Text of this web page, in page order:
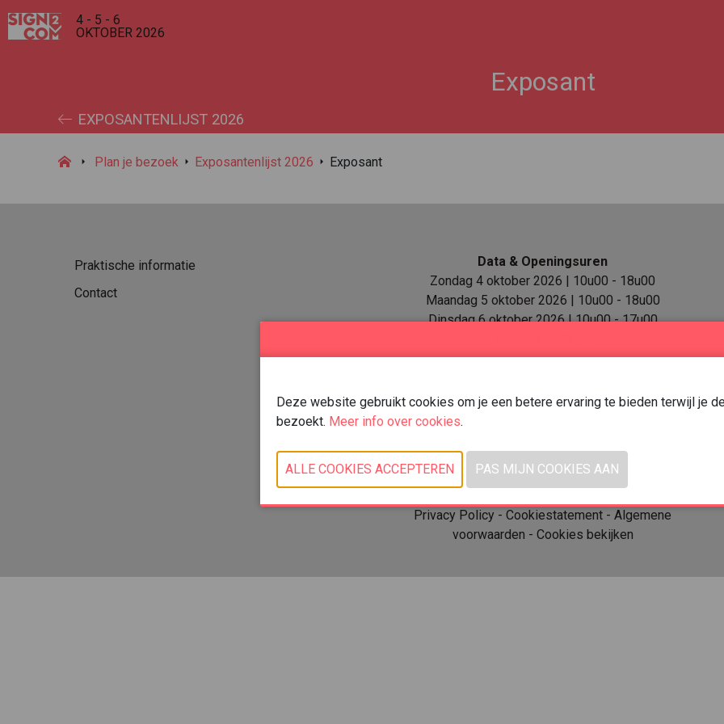
4 - 5 - 6
OKTOBER 2026
Exposant
EXPOSANTENLIJST 2026
Plan je bezoek Exposantenlijst 2026 Exposant
Praktische informatie
Contact
Data & Openingsuren
Zondag 4 oktober 2026 | 10u00 - 18u00
Maandag 5 oktober 2026 | 10u00 - 18u00
Dinsdag 6 oktober 2026 | 10u00 - 17u00
Locatie
Doorniksesteenweg 216
© 2026, Xpo Group
Privacy Policy -Cookiestatement -Algemene
voorwaarden - Cookies bekijken
Deze website gebruikt cookies om je een betere ervaring te bieden terwijl je
bezoekt. Meer info over cookies.